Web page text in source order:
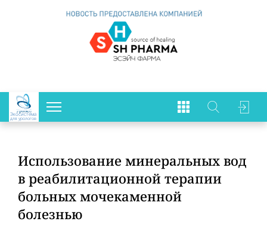
Экосистема
для урологов
Использование минеральных вод
в реабилитационной терапии
больных мочекаменной
болезнью